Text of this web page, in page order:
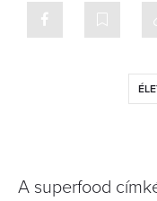
A superfood